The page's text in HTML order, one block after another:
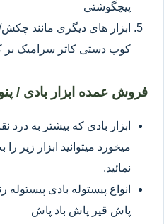
پیچگوشتی
ابزار های دیگری مانند
کوب دستی کاتر سرامیک بر
فروش عمده ابزار بادی /
ابزار بادی که بیشتر به درد
میخورد میتوانید ابزار زیر
نمائید.
انواع پیستوله بادی
پاش قیر پاش باد پاش